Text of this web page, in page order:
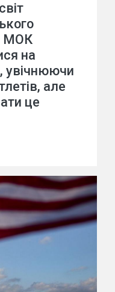
МОК
на
увічнюючи
але
це